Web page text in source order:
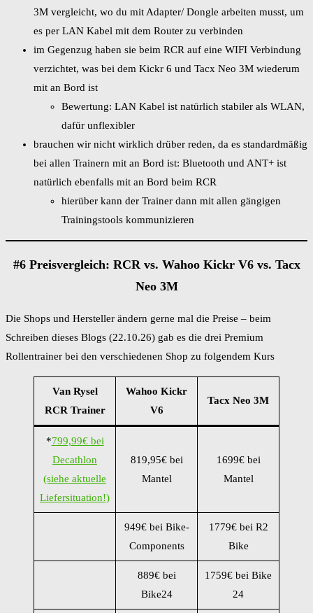
3M vergleicht, wo du mit Adapter/ Dongle arbeiten musst, um
es per LAN Kabel mit dem Router zu verbinden
im Gegenzug haben sie beim RCR auf eine WIFI Verbindung
verzichtet, was bei dem Kickr 6 und Tacx Neo 3M wiederum
mit an Bord ist
Bewertung: LAN Kabel ist natürlich stabiler als WLAN,
dafür unflexibler
brauchen wir nicht wirklich drüber reden, da es standardmäßig
bei allen Trainern mit an Bord ist: Bluetooth und ANT+ ist
natürlich ebenfalls mit an Bord beim RCR
hierüber kann der Trainer dann mit allen gängigen
Trainingstools kommunizieren
#6 Preisvergleich: RCR vs. Wahoo Kickr V6 vs. Tacx
Neo 3M
Die Shops und Hersteller ändern gerne mal die Preise – beim
Schreiben dieses Blogs (22.10.26) gab es die drei Premium
Rollentrainer bei den verschiedenen Shop zu folgendem Kurs
Van Rysel
RCR Trainer
Wahoo Kickr
V6
Tacx Neo 3M
*799,99€ bei
Decathlon
(siehe aktuelle
Liefersituation!)
819,95€ bei
Mantel
1699€ bei
Mantel
949€ bei Bike-
Components
1779€ bei R2
Bike
889€ bei
Bike24
1759€ bei Bike
24